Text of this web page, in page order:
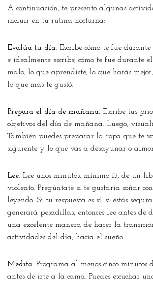
A continuación, te presento algunas
incluir en tu rutina nocturna:
Evalúa tu día. Escribe cómo te fue
e idealmente escribe, cómo te fue durante
malo, lo que aprendiste, lo que harás
lo que más te gustó.
Prepara el día de mañana. Escribe tus
objetivos del día de mañana. Luego,
También puedes preparar la ropa que te
siguiente y lo que vas a desayunar o
Lee. Lee unos minutos, mínimo 15, de un
violento. Pregúntate si te gustaría soñar
leyendo. Si tu respuesta es sí, si estás
generará pesadillas, entonces lee antes de
una excelente manera de hacer la
actividades del día, hacia el sueño.
Medita. Programa al menos cinco minutos
antes de irte a la cama. Puedes escuchar